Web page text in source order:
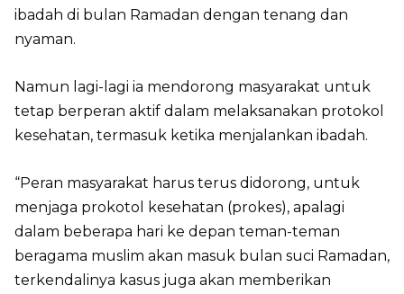
ibadah di bulan Ramadan dengan tenang dan
nyaman.
Namun lagi-lagi ia mendorong masyarakat untuk
tetap berperan aktif dalam melaksanakan protokol
kesehatan, termasuk ketika menjalankan ibadah.
“Peran masyarakat harus terus didorong, untuk
menjaga prokotol kesehatan (prokes), apalagi
dalam beberapa hari ke depan teman-teman
beragama muslim akan masuk bulan suci Ramadan,
terkendalinya kasus juga akan memberikan